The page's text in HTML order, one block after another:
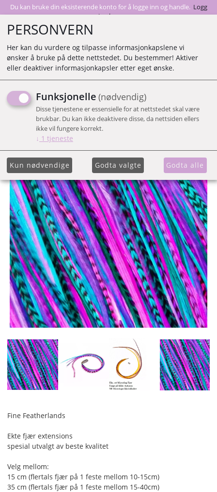
Du kan bruke din eksisterende konto for å logge inn og handle. Logg
inn her
SUMMER BERRY FJÆR
Fine Featherlands
Ekte fjær extensions
spesial utvalgt av beste kvalitet
Velg mellom:
15 cm (flertals fjær på 1 feste mellom 10-15cm)
35 cm (flertals fjær på 1 feste mellom 15-40cm)
PERSONVERN
Her kan du vurdere og tilpasse informasjonkapslene vi
ønsker å bruke på dette nettstedet. Du bestemmer! Aktiver
eller deaktiver informasjonkapsler etter eget ønske.
Funksjonelle (nødvendig)
Disse tjenestene er essensielle for at nettstedet skal være
brukbar. Du kan ikke deaktivere disse, da nettsiden ellers
ikke vil fungere korrekt.
↓ 1 tjeneste
Kun nødvendige Godta valgte Godta alle